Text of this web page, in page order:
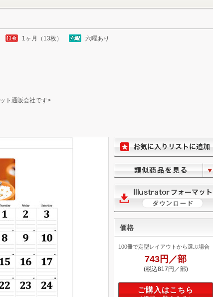
1ヶ月（13枚） 六曜あり
ト通販会社です>
価格
100冊で定型レイアウトから選ぶ場合
743円／部
(税込817円／部)
ご購入はこちら